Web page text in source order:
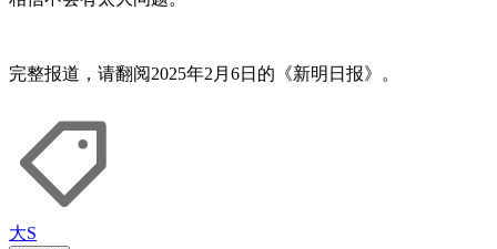
完整报道，请翻阅2025年2月6日的《新明日报》。
大S